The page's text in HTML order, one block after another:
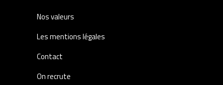
Nos valeurs
Les mentions légales
Contact
On recrute